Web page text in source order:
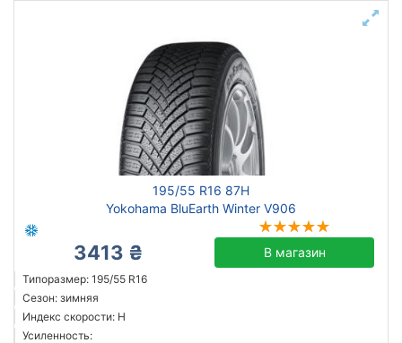
195/55 R16 87H
Yokohama BluEarth Winter V906
3413 ₴ В магазин
Типоразмер: 195/55 R16
Сезон: зимняя
Индекс скорости: H
Усиленность: